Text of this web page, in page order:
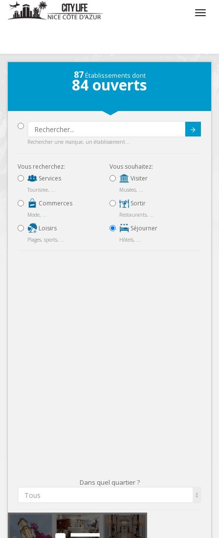
87Établissements dont
84 ouverts
Rechercher une marque, un établissement...
Vous recherchez:
Services
Tourisme, ...
Commerces
Mode, ...
Loisirs
Plages, sports, ...
Vous souhaitez:
Visiter
Musées, ...
Sortir
Restaurants, ...
Séjourner
Hôtels, ...
Dans quel quartier ?
Tous